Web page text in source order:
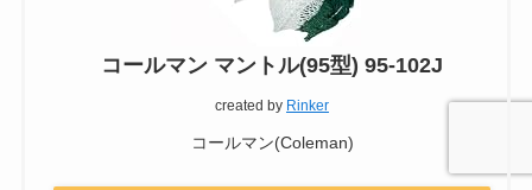
コールマン マントル(95型) 95-102J
created by Rinker
コールマン(Coleman)